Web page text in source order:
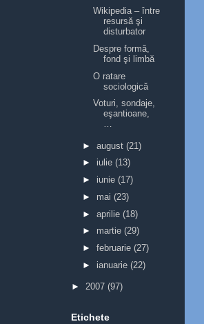
Wikipedia – între
resursă şi
disturbator
Despre formă,
fond şi limbă
O ratare
sociologică
Voturi, sondaje,
eşantioane,
…
► august (21)
► iulie (13)
► iunie (17)
► mai (23)
► aprilie (18)
► martie (29)
► februarie (27)
► ianuarie (22)
► 2007 (97)
Etichete